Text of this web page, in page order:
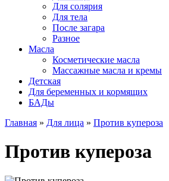
Для солярия
Для тела
После загара
Разное
Масла
Косметические масла
Массажные масла и кремы
Детская
Для беременных и кормящих
БАДы
Главная » Для лица » Против купероза
Против купероза